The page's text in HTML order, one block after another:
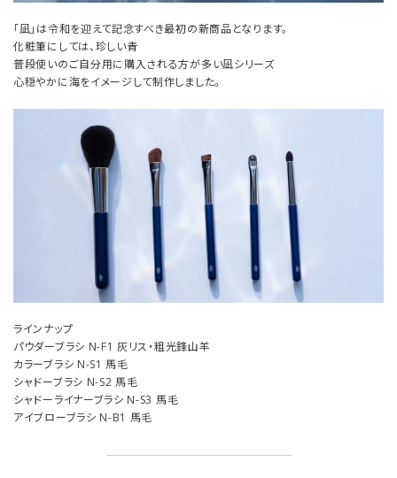
「凪」は令和を迎えて記念すべき最初の新商品となります。
化粧筆にしては、珍しい青
普段使いのご自分用に購入される方が多い凪シリーズ
心穏やかに海をイメージして制作しました。
ラインナップ
パウダーブラシ N-F1 灰リス・粗光鋒山羊
カラーブラシ N-S1 馬毛
シャドーブラシ N-S2 馬毛
シャドーライナーブラシ N-S3 馬毛
アイブローブラシ N-B1 馬毛